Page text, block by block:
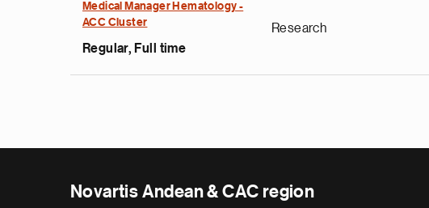
Medical Manager Hematology -
ACC Cluster
Regular, Full time
Research
Novartis Andean & CAC region